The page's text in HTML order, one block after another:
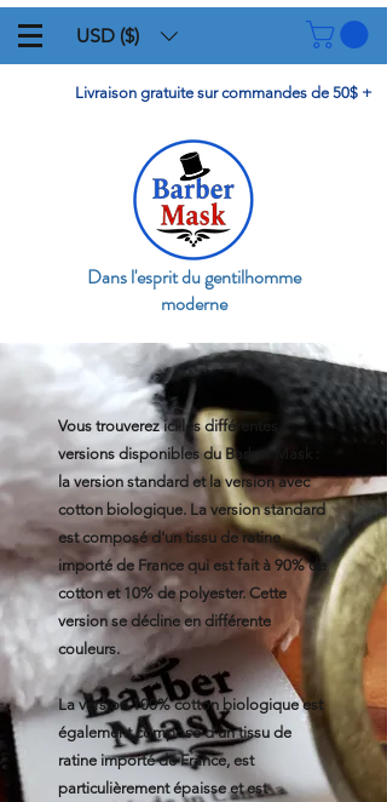
USD ($)
Livraison gratuite sur commandes de 50$ +
Dans l'esprit du gentilhomme
moderne
Vous trouverez ici les différentes
versions disponibles du Barber Mask :
la version standard et la version avec
cotton biologique. La version standard
est composé d'un tissu de ratine
importé de France qui est fait à 90% de
cotton et 10% de polyester. Cette
version se décline en différente
couleurs.
La version 100% cotton biologique est
également composé d'un tissu de
ratine importé de France, est
particulièrement épaisse et est